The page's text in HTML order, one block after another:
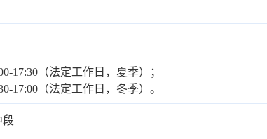
17:30（法定工作日，夏季）；
17:00（法定工作日，冬季）。
段